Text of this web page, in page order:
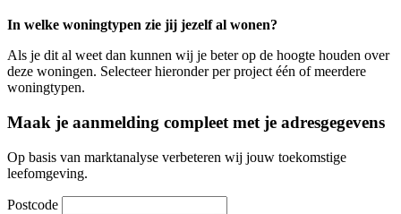
In welke woningtypen zie jij jezelf al wonen?
Als je dit al weet dan kunnen wij je beter op de hoogte houden over
deze woningen. Selecteer hieronder per project één of meerdere
woningtypen.
Maak je aanmelding compleet met je adresgegevens
Op basis van marktanalyse verbeteren wij jouw toekomstige
leefomgeving.
Postcode